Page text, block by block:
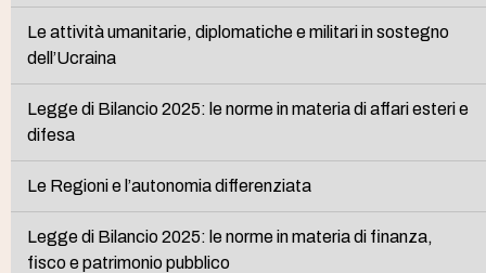
Le attività umanitarie, diplomatiche e militari in sostegno
dell’Ucraina
Legge di Bilancio 2025: le norme in materia di affari esteri e
difesa
Le Regioni e l’autonomia differenziata
Legge di Bilancio 2025: le norme in materia di finanza,
fisco e patrimonio pubblico